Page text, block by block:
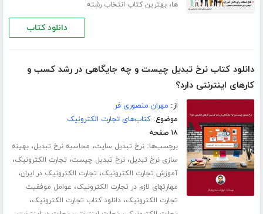
ها،بهترین کتاب انتخاب رشته
دانلود کتاب
دانلود کتاب نرخ تبدیل چیست و چه جایگاهی در رشد کسب و
کارهای اینترنتی دارد؟
از: مهران منصوری فر
موضوع:کتاب‌های تجارت الکترونیک
۱۸ صفحه
برچسب‌ها:نرخ تبدیل سایت، محاسبه نرخ تبدیل،بهینه
سازی نرخ تبدیل،نرخ تبدیل چیست، تجارت الکترونیک،
آموزش تجارت الکترونیک، تجارت الکترونیک در ایران،
مهارتهای لازم در تجارت الکترونیک، عوامل موفقیت
تجارت الکترونیک،دانلود کتاب تجارت الکترونیک،